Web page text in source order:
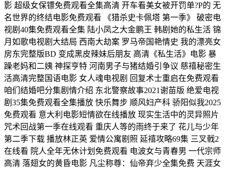
影 超级女保镖免费观看全集高清 开车看美女被开罚单?P的 无
名世界的终结电影免费观看 《猎杀史卡佩塔 第一季》 破密电
视剧40集免费观看全集 陆小凤之大金鹏王 韩剧她的私生活 锦
月如歌电视剧大结局 西南大劫案 罗马帝国艳情史 我的漂亮女
房东完整版BD 变成黑皮辣妹后朋友 高清《私生活》电影 暴
躁老妈和二姨 神探亨特 河南男子与猪结婚引争议 慈禧秘密生
活高清完整国语电影 女人魂电视剧 回复术士重启在免费观看
咱们结婚吧分集剧情介绍 东北警察故事2021谢苗版 绝爱电视
剧35集免费观看全集播放 快乐舞步 顺风妇产科 骄阳似我2025
免费观看 意大利电影短情欲在线播放 现实生活中的灵异照片
咒术回战第一季在线观看 重庆人等的雨终于来了 花儿与少年
第二季下载 播放林正英 爱情公寓剧照 延禧攻略69集 三叉戟2
在线看 院人全年无休计划免费观看 电波女与青春男 一代宗师
高清 落翅女的黄昏电影 凡尘称尊：仙帝弃少全集免费 天涯女